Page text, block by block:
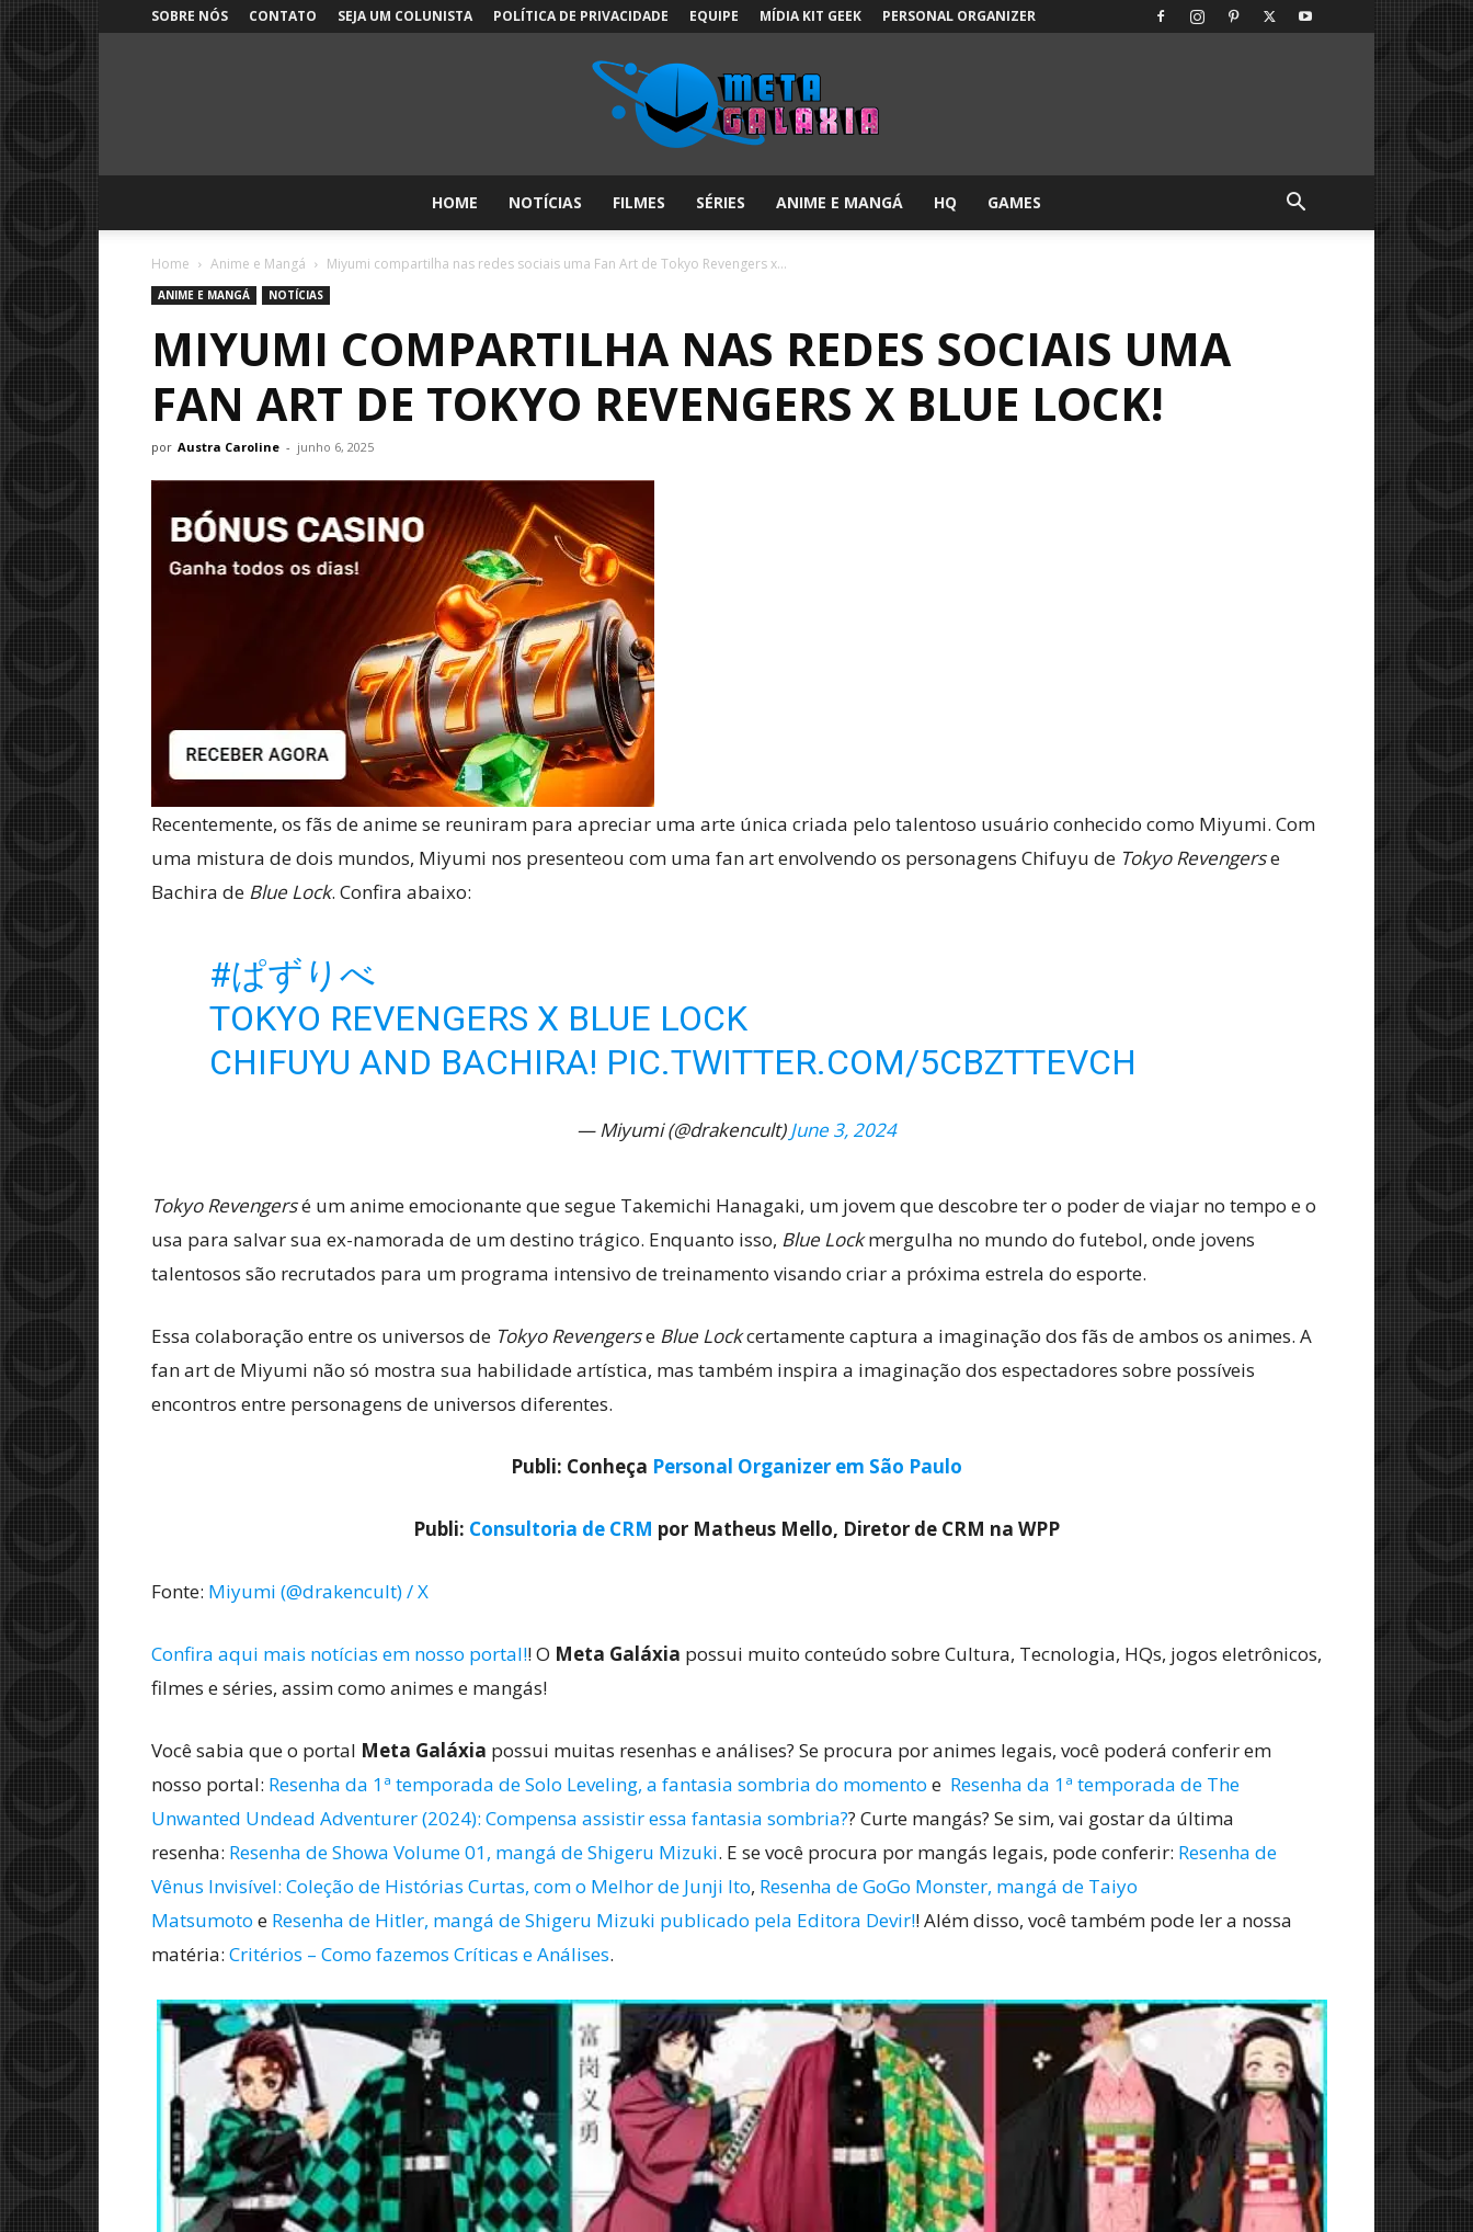
SOBRE NÓS CONTATO SEJA UM COLUNISTA POLÍTICA DE PRIVACIDADE EQUIPE MÍDIA KIT GEEK PERSONAL ORGANIZER
Galáxia:
Cultura
Pop!
HOME NOTÍCIAS FILMES SÉRIES ANIME E MANGÁ HQ GAMES
Home Anime e Mangá Miyumi compartilha nas redes sociais uma Fan Art de Tokyo Revengers x...
ANIME E MANGÁ NOTÍCIAS
MIYUMI COMPARTILHA NAS REDES SOCIAIS UMA
FAN ART DE TOKYO REVENGERS X BLUE LOCK!
por Austra Caroline - junho 6, 2025
Recentemente, os fãs de anime se reuniram para apreciar uma arte única criada pelo talentoso usuário conhecido como Miyumi. Com
uma mistura de dois mundos, Miyumi nos presenteou com uma fan art envolvendo os personagens Chifuyu de Tokyo Revengerse
Bachira de Blue Lock. Confira abaixo:
#ぱずりべ
TOKYO REVENGERS X BLUE LOCK
CHIFUYU AND BACHIRA! PIC.TWITTER.COM/5CBZTTEVCH
— Miyumi (@drakencult)June 3, 2024
Tokyo Revengersé um anime emocionante que segue Takemichi Hanagaki, um jovem que descobre ter o poder de viajar no tempo e o
usa para salvar sua ex-namorada de um destino trágico. Enquanto isso, Blue Lockmergulha no mundo do futebol, onde jovens
talentosos são recrutados para um programa intensivo de treinamento visando criar a próxima estrela do esporte.
Essa colaboração entre os universos de Tokyo Revengerse Blue Lockcertamente captura a imaginação dos fãs de ambos os animes. A
fan art de Miyumi não só mostra sua habilidade artística, mas também inspira a imaginação dos espectadores sobre possíveis
encontros entre personagens de universos diferentes.
Publi: Conheça Personal Organizer em São Paulo
Publi: Consultoria de CRM por Matheus Mello, Diretor de CRM na WPP
Fonte: Miyumi (@drakencult) / X
Confira aqui mais notícias em nosso portal!! O Meta Galáxia possui muito conteúdo sobre Cultura, Tecnologia, HQs, jogos eletrônicos,
filmes e séries, assim como animes e mangás!
Você sabia que o portal Meta Galáxia possui muitas resenhas e análises? Se procura por animes legais, você poderá conferir em
nosso portal: Resenha da 1ª temporada de Solo Leveling, a fantasia sombria do momento e Resenha da 1ª temporada de The
Unwanted Undead Adventurer (2024): Compensa assistir essa fantasia sombria?? Curte mangás? Se sim, vai gostar da última
resenha: Resenha de Showa Volume 01, mangá de Shigeru Mizuki. E se você procura por mangás legais, pode conferir: Resenha de
Vênus Invisível: Coleção de Histórias Curtas, com o Melhor de Junji Ito, Resenha de GoGo Monster, mangá de Taiyo
Matsumoto e Resenha de Hitler, mangá de Shigeru Mizuki publicado pela Editora Devir!! Além disso, você também pode ler a nossa
matéria: Critérios – Como fazemos Críticas e Análises.